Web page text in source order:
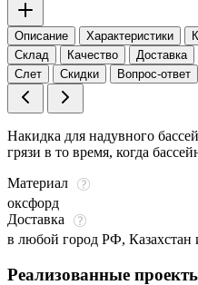
Описание Характеристики
Склад
Качество Доставка
Слет
Скидки Вопрос-ответ
Накидка для надувного
грязи в то время, когда
Материал
оксфорд
Доставка
в любой город РФ, Казахстан
Реализованные